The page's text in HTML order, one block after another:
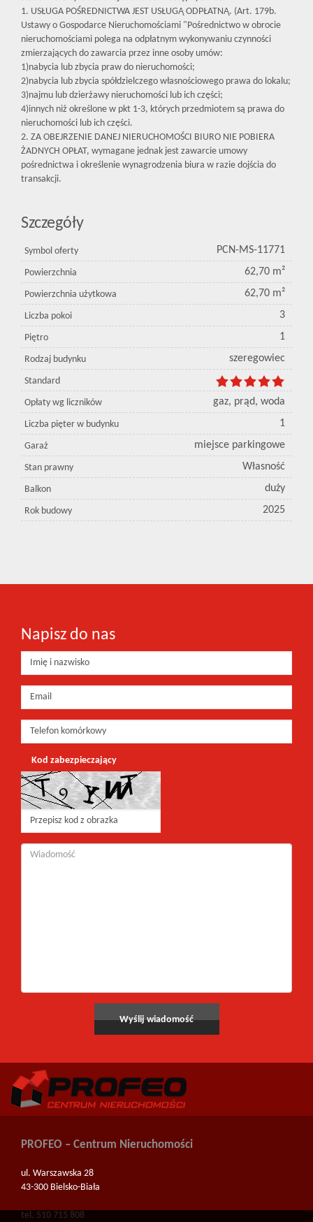
1. USŁUGA POŚREDNICTWA JEST USŁUGĄ ODPŁATNĄ. (Art. 179b.
Ustawy o Gospodarce Nieruchomościami "Pośrednictwo w obrocie
nieruchomościami polega na odpłatnym wykonywaniu czynności
zmierzających do zawarcia przez inne osoby umów:
1)nabycia lub zbycia praw do nieruchomości;
2)nabycia lub zbycia spółdzielczego własnościowego prawa do lokalu;
3)najmu lub dzierżawy nieruchomości lub ich części;
4)innych niż określone w pkt 1-3, których przedmiotem są prawa do
nieruchomości lub ich części.
2. ZA OBEJRZENIE DANEJ NIERUCHOMOŚCI BIURO NIE POBIERA
ŻADNYCH OPŁAT, wymagane jednak jest zawarcie umowy
pośrednictwa i określenie wynagrodzenia biura w razie dojścia do
transakcji.
Szczegóły
Symbol oferty PCN-MS-11771
Powierzchnia 62,70 m²
Powierzchnia użytkowa 62,70 m²
Liczba pokoi 3
Piętro 1
Rodzaj budynku szeregowiec
Standard
Opłaty wg liczników gaz, prąd, woda
Liczba pięter w budynku 1
Garaż miejsce parkingowe
Stan prawny Własność
Balkon duży
Rok budowy 2025
Napisz do nas
Kod zabezpieczający
PROFEO – Centrum Nieruchomości
ul. Warszawska 28
43-300 Bielsko-Biała
tel. 510 715 808